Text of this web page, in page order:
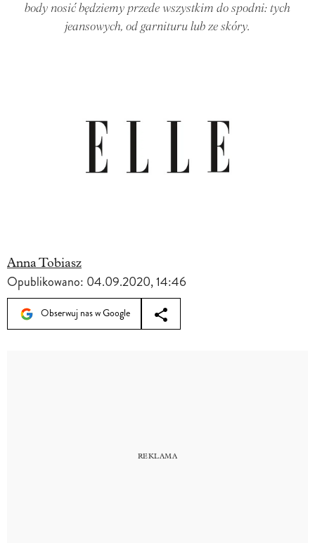
body nosić będziemy przede wszystkim do spodni: tych
jeansowych, od garnituru lub ze skóry.
Anna Tobiasz
Opublikowano: 04.09.2020, 14:46
Obserwuj nas w Google